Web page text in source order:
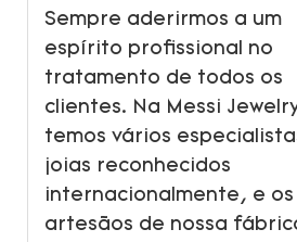
Sempre aderirmos a um
espírito profissional no
tratamento de todos os
clientes. Na Messi
temos vários
joias reconhecidos
internacionalmente, e os
artesãos de nossa